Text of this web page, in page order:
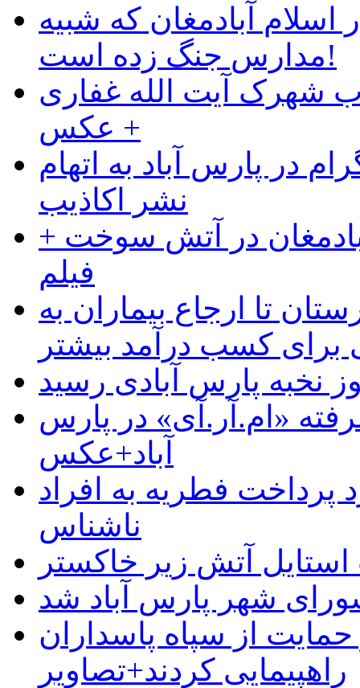
آبادمغان که شبیه
مدارس جنگ زده است!
شهرک آیت الله غفاری
+ عکس
در پارس آباد به اتهام
نشر اکاذیب
در آتش سوخت +
فیلم
تا ارجاع بیماران به
کسب درآمد بیشتر
نخبه پارس آبادی رسید
«ام.آر.آی» در پارس
آباد+عکس
پرداخت فطریه به افراد
ناشناس
آتش زیر خاکستر
شهر پارس آباد شد
از سپاه پاسداران
راهپیمایی کردند+تصاویر